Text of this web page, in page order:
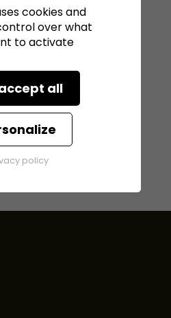
cookies and
over what
to activate
all
policy